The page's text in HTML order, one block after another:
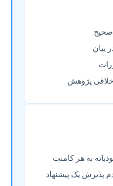
صحیح
بیان
پژوهش
به هر کامنت
پذیرش یک پیشنهاد